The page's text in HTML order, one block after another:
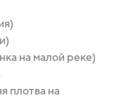
на малой реке)
плотва на